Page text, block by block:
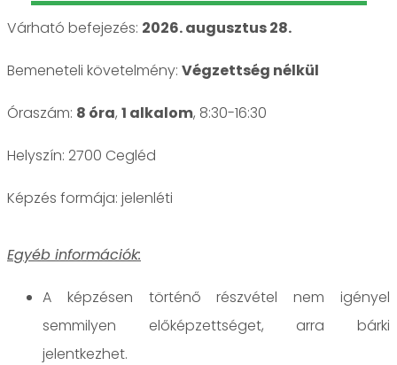
Várható befejezés: 2026. augusztus 28.
Bemeneteli követelmény: Végzettség nélkül
Óraszám: 8 óra, 1 alkalom, 8:30-16:30
Helyszín: 2700 Cegléd
jelenléti
Egyéb információk:
A képzésen történő részvétel nem igényel
semmilyen előképzettséget, arra bárki
jelentkezhet.